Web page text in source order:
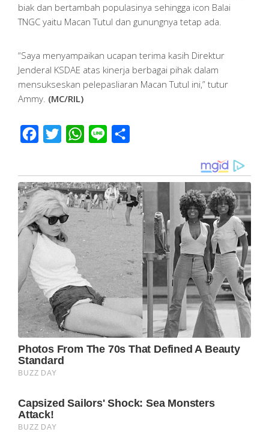
biak dan bertambah populasinya sehingga icon Balai
TNGC yaitu Macan Tutul dan gunungnya tetap ada.
“Saya menyampaikan ucapan terima kasih Direktur
Jenderal KSDAE atas kinerja berbagai pihak dalam
mensukseskan pelepasliaran Macan Tutul ini,” tutur
Ammy. (MC/RIL)
Facebook
Twitter WhatsApp
Line